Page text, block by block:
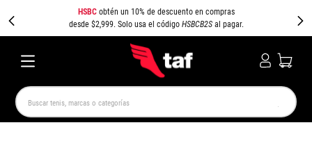
HSBCobtén un 10% de descuento en compras
desde $2,999. Solo usa el código HSBCB2Sal pagar.
Buscar tenis, marcas o categorías